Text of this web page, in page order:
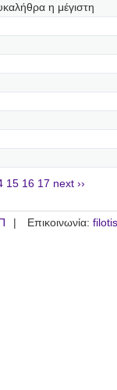
η μέγιστη
15 16 17 next ››
Επικοινωνία: